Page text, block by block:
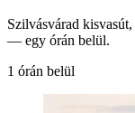
Szilvásvárad
— egy órán belül.
1 órán belül